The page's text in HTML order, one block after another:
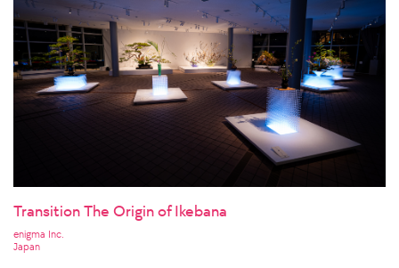
Transition The Origin of Ikebana
enigma Inc.
Japan